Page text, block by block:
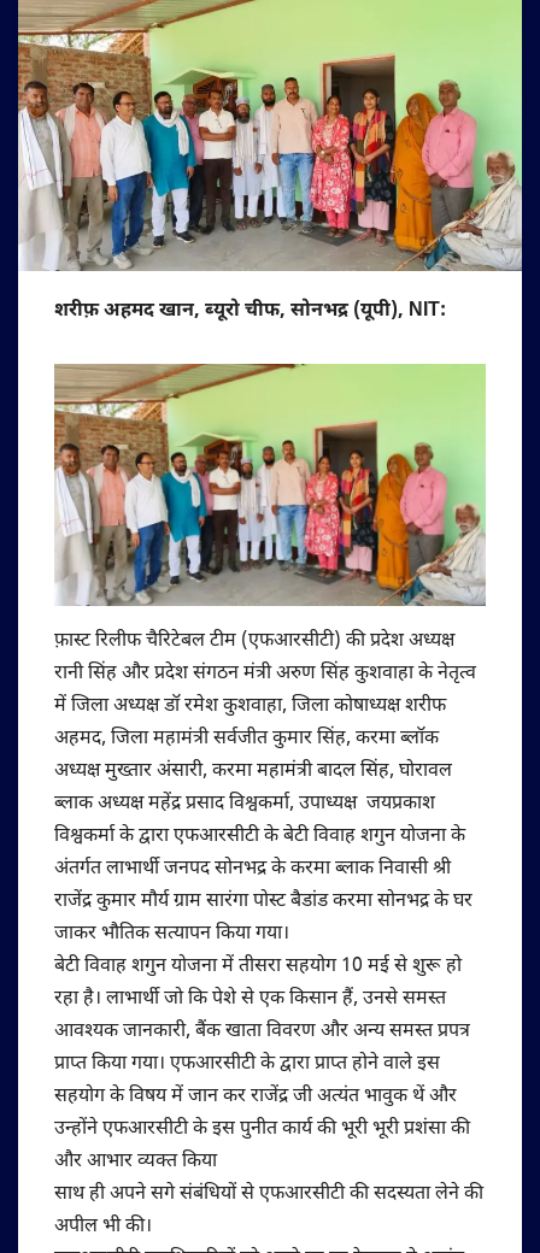
शरीफ़ अहमद खान, ब्यूरो चीफ, सोनभद्र (यूपी), NIT:
फ़ास्ट रिलीफ चैरिटेबल टीम (एफआरसीटी) की प्रदेश अध्यक्ष
रानी सिंह और प्रदेश संगठन मंत्री अरुण सिंह कुशवाहा के नेतृत्व
में जिला अध्यक्ष डॉ रमेश कुशवाहा, जिला कोषाध्यक्ष शरीफ
अहमद, जिला महामंत्री सर्वजीत कुमार सिंह, करमा ब्लॉक
अध्यक्ष मुख्तार अंसारी, करमा महामंत्री बादल सिंह, घोरावल
ब्लाक अध्यक्ष महेंद्र प्रसाद विश्वकर्मा, उपाध्यक्ष जयप्रकाश
विश्वकर्मा के द्वारा एफआरसीटी के बेटी विवाह शगुन योजना के
अंतर्गत लाभार्थी जनपद सोनभद्र के करमा ब्लाक निवासी श्री
राजेंद्र कुमार मौर्य ग्राम सारंगा पोस्ट बैडांड करमा सोनभद्र के घर
जाकर भौतिक सत्यापन किया गया।
बेटी विवाह शगुन योजना में तीसरा सहयोग 10 मई से शुरू हो
रहा है। लाभार्थी जो कि पेशे से एक किसान हैं, उनसे समस्त
आवश्यक जानकारी, बैंक खाता विवरण और अन्य समस्त प्रपत्र
प्राप्त किया गया। एफआरसीटी के द्वारा प्राप्त होने वाले इस
सहयोग के विषय में जान कर राजेंद्र जी अत्यंत भावुक थें और
उन्होंने एफआरसीटी के इस पुनीत कार्य की भूरी भूरी प्रशंसा की
और आभार व्यक्त किया
साथ ही अपने सगे संबंधियों से एफआरसीटी की सदस्यता लेने की
अपील भी की।